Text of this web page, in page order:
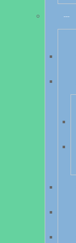
---